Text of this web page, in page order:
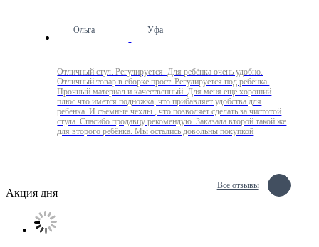
Ольга Уфа
Отличный стул. Регулируется. Для ребёнка очень удобно.
Отличный товар в сборке прост. Регулируется под ребёнка.
Прочный материал и качественный. Для меня ещё хороший
плюс что имется подножка, что прибавляет удобства для
ребёнка. И съёмные чехлы , что позволяет сделать за чистотой
стула. Спасибо продавцу рекомендую. Заказала второй такой же
для второго ребёнка. Мы остались довольны покупкой
Все отзывы
Акция дня